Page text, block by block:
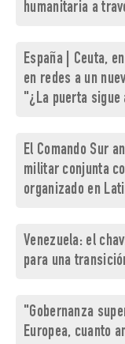
humanitaria a
España | Ceuta,
en redes a un
"¿La puerta sigue
El Comando Sur
militar conjunta
organizado en
Venezuela: el
para una
"Gobernanza
Europea, cuanto